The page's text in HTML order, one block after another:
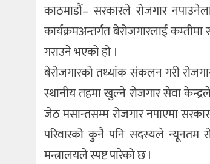
काठमाडौं– सरकारले रोजगार
कार्यक्रमअन्तर्गत बेरोजगारलाई
गराउने भएको हो ।
बेरोजगारको तथ्यांक संकलन गरी
स्थानीय तहमा खुल्ने रोजगार सेवा
जेठ मसान्तसम्म रोजगार नपाएमा
परिवारको कुनै पनि सदस्यले न्यूनतम
मन्त्रालयले स्पष्ट पारेको छ ।